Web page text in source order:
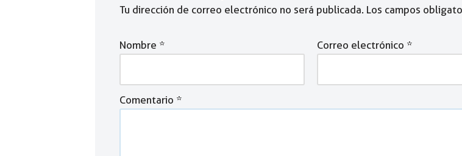
Tu dirección de correo electrónico no será publicada. Los campos
Nombre * Correo electrónico *
Comentario *